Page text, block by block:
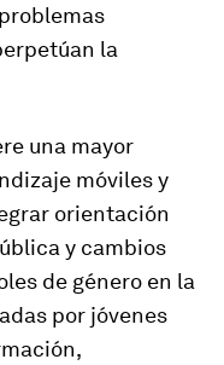
la
una mayor
móviles y
orientación
y cambios
de género en la
por jóvenes